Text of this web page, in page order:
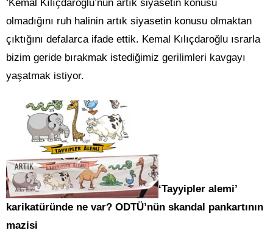
‘Kemal Kılıçdaroğlu’nun artık siyasetin konusu
olmadığını ruh halinin artık siyasetin konusu olmaktan
çıktığını defalarca ifade ettik. Kemal Kılıçdaroğlu ısrarla
bizim geride bırakmak istediğimiz gerilimleri kavgayı
yaşatmak istiyor.
‘Tayyipler alemi’
karikatüründe ne var? ODTÜ’nün skandal pankartının
mazisi